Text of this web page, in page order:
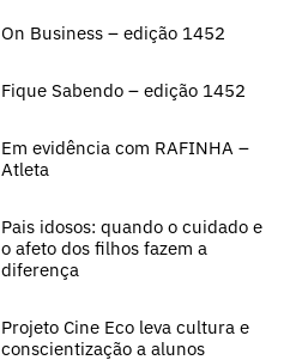
On Business – edição 1452
Fique Sabendo – edição 1452
Em evidência com RAFINHA –
Atleta
Pais idosos: quando o cuidado e
o afeto dos filhos fazem a
diferença
Projeto Cine Eco leva cultura e
conscientização a alunos